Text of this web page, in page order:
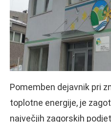
Pomemben dejavnik pri
toplotne energije, je
največjih zagorskih